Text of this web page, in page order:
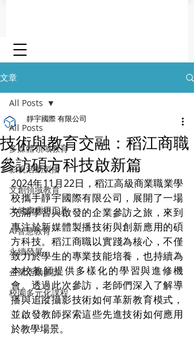
文章
All Posts
多媒體領域教育
影視活動製播
文創領域教育
大健康應用工具
AI智慧教育
永續發展
企業活動參訪
校園多元化課程
All Posts
技術與教育交融：稻江商職
參訪碩方科技啟新篇
靜宇國際 有限公司
2024年11月22日，稻江高級商業職業學
校攜手靜宇國際有限公司，展開了一場
充滿學習與啟發的企業參訪之旅，來到
專注於新媒體製播技術與創新應用的碩
方科技。稻江商職以實踐為核心，不僅
致力於學生的專業技能培養，也持續為
本校教師提供多樣化的學習與進修機
會。透過此次參訪，老師們深入了解導
播與追蹤攝影技術如何革新教育模式，
並啟發教師探索這些先進技術如何應用
於教學場景。